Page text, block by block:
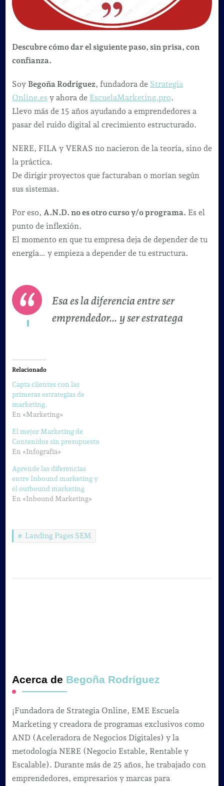
Descubre cómo dar el siguiente paso, sin prisa, con
confianza.
Soy Begoña Rodríguez, fundadora de Strategia
Online.es y ahora de EscuelaMarketing.pro.
Llevo más de 15 años ayudando a emprendedores a
pasar del ruido digital al crecimiento estructurado.
NERE, FILA y VERAS no nacieron de la teoría, sino de
la práctica.
De dirigir proyectos que facturaban o morían según
sus sistemas.
Por eso, A.N.D. no es otro curso y/o programa. Es el
punto de inflexión.
El momento en que tu empresa deja de depender de tu
energía… y empieza a depender de tu estructura.
Esa es la diferencia entre ser
emprendedor… y ser estratega
Relacionado
Capta clientes con las
primeras estrategias de
marketing.
En «Marketing»
El mejor Marketing de
Contenidos sin presupuesto
En «Infografia»
Aprende las diferencias
entre Inbound marketing y
el outbound marketing
En «Inbound Marketing»
Landing Pages SEM
Acerca de Begoña Rodríguez
¡Fundadora de Strategia Online, EME Escuela
Marketing y creadora de programas exclusivos como
AND (Aceleradora de Negocios Digitales) y la
metodología NERE (Negocio Estable, Rentable y
Escalable). Durante más de 25 años, he trabajado con
emprendedores, empresarios y marcas para